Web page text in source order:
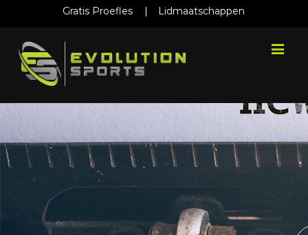
Gratis Proefles | Lidmaatschappen